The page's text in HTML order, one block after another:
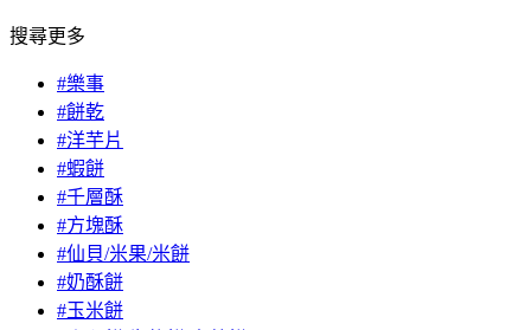
搜尋更多
#樂事
#餅乾
#洋芋片
#蝦餅
#千層酥
#方塊酥
#仙貝/米果/米餅
#奶酥餅
#玉米餅